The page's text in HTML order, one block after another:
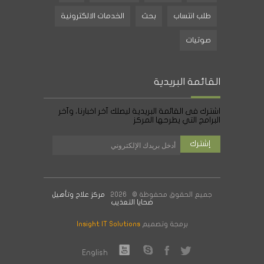
طلب انتساب بحث الخدمات الالكترونية
صوتيات
القائمة البريدية
اشترك فى القائمة البريدية ليصلك آخر اخبارنا، وآخر
البرامج التي يطرحها المركز
جميع الحقوق محفوظة © 2026
مركز علاج وتأهيل
ضحايا التعذيب
برمجة وتصميمInsight IT Solutions
English